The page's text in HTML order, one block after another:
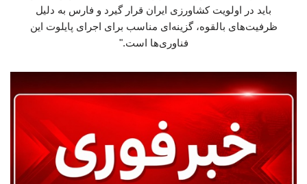
باید در اولویت کشاورزی ایران قرار گیرد و فارس به دلیل
ظرفیت‌های بالقوه، گزینه‌ای مناسب برای اجرای پایلوت این
فناوری‌ها است."